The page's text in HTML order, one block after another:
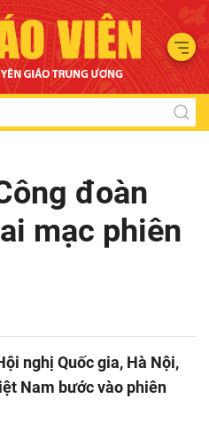
đoàn
mạc phiên
nghị Quốc gia, Hà Nội,
Nam bước vào phiên